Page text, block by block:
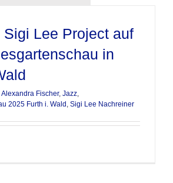
Sigi Lee Project auf
in
Alexandra Fischer, Jazz,
2025 Furth i. Wald , Sigi Lee Nachreiner